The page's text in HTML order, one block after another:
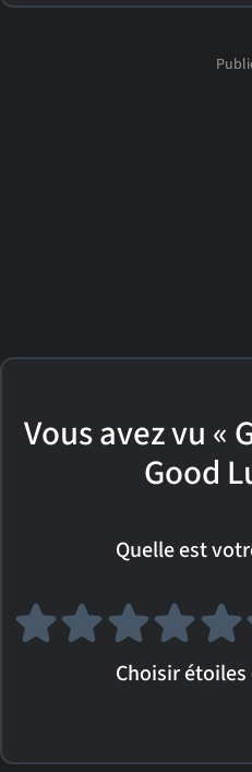
Vous avez vu «
Good
Quelle est
Choisir